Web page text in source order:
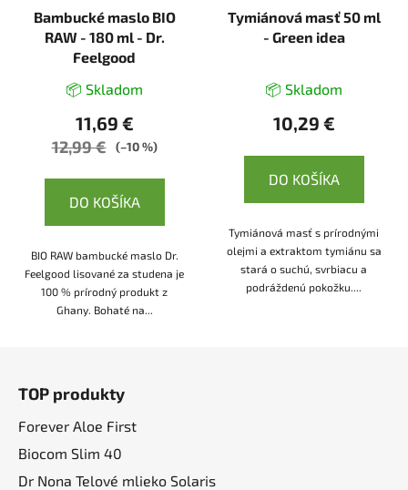
Bambucké maslo BIO
RAW - 180 ml - Dr.
Feelgood
📦 Skladom
11,69 €
12,99 € (–10 %)
DO KOŠÍKA
BIO RAW bambucké maslo Dr.
Feelgood lisované za studena je
100 % prírodný produkt z
Ghany. Bohaté na...
Tymiánová masť 50 ml
- Green idea
📦 Skladom
10,29 €
DO KOŠÍKA
Tymiánová masť s prírodnými
olejmi a extraktom tymiánu sa
stará o suchú, svrbiacu a
podráždenú pokožku....
TOP produkty
Forever Aloe First
Biocom Slim 40
Dr Nona Telové mlieko Solaris